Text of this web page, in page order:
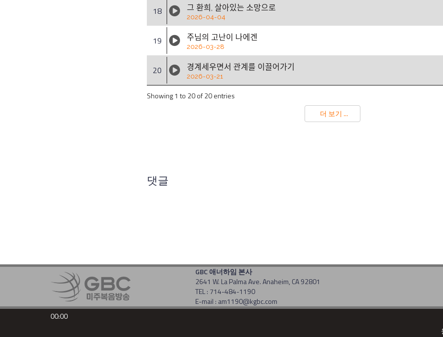
18 그 환희, 살아있는 소망으로
2026-04-04
19 주님의 고난이 나에겐
2026-03-28
20 경계세우면서 관계를 이끌어가기
2026-03-21
Showing 1 to 20 of 20 entries
더 보기 ...
댓글
GBC 애너하임 본사
2641 W. La Palma Ave. Anaheim, CA 92801
TEL : 714-484-1190
E-mail : am1190@kgbc.com
Copyright(c) 2017 by gbc. All rights reserved. Powered byCDS
00:00